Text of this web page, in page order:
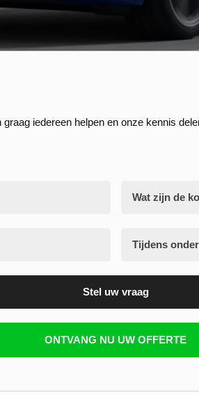
iedereen helpen en onze kennis
Wat zijn de
Tijdens
Stel uw vraag
ONTVANG NU UW OFFERTE